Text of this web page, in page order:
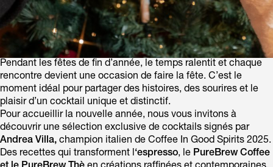
Pendant les fêtes de fin d’année, le temps ralentit et chaque
rencontre devient une occasion de faire la fête. C’est le
moment idéal pour partager des histoires, des sourires et le
plaisir d’un cocktail unique et distinctif.
Pour accueillir la nouvelle année, nous vous invitons à
découvrir une sélection exclusive de cocktails signés par
Andrea Villa, champion italien de Coffee In Good Spirits 2025.
Des recettes qui transforment l‘espresso, le PureBrew Coffee